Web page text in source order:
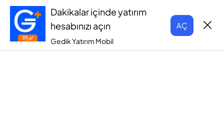
Dakikalar içinde yatırım
hesabınızı açın
Gedik Yatırım Mobil
AÇ